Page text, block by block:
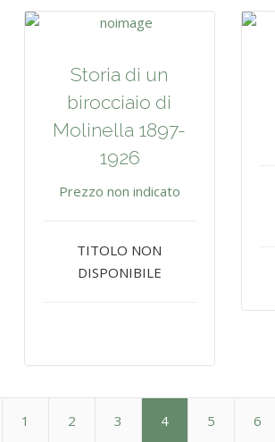
Storia di un
birocciaio di
Molinella 1897-
1926
Prezzo non indicato
TITOLO NON
DISPONIBILE
1 2 3 4 5 6